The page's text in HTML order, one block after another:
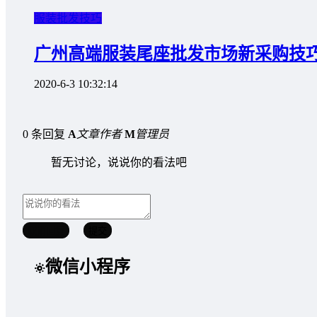
服装批发技巧
广州高端服装尾座批发市场新采购技
2020-6-3 10:32:14
0 条回复 A文章作者 M管理员
暂无讨论，说说你的看法吧
微信小程序